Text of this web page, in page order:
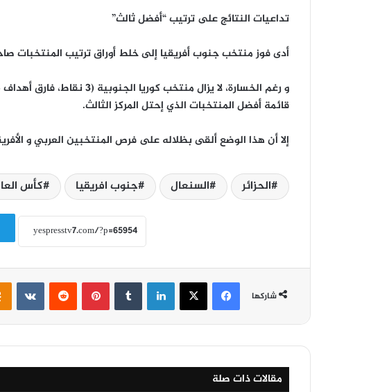
تداعيات النتائج على ترتيب “أفضل ثالث”
أدى فوز منتخب جنوب أفريقيا إلى خلط أوراق ترتيب المنتخبات
قائمة أفضل المنتخبات الذي إحتل المركز الثالث.
إلا أن هذا الوضع ألقى بظلاله على فرص المنتخبين العربي و
الحزائر السنعال جنوب افريقيا كأس العالم
شاركها
فيسبوك ‫X لينكدإن بينتيريست
مقالات ذات صلة